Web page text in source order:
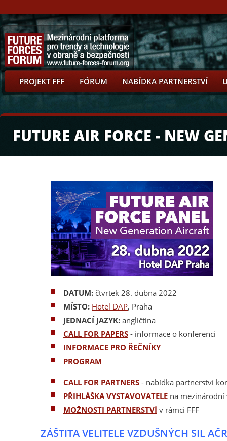
PROJEKT FFF FÓRUM NABÍDKA PARTNERSTVÍ
FUTURE AIR FORCE - NEW
DATUM: čtvrtek 28. dubna 2022
MÍSTO: Hotel DAP, Praha
JEDNACÍ JAZYK: angličtina
CALL FOR PAPERS - informace o konferenci
INFORMACE PRO ŘEČNÍKY
PROGRAM
CALL FOR PARTNERS - nabídka partnerství
PŘIHLÁŠKA VYSTAVOVATELE na mezinárodní
MOŽNOSTI PARTNERSTVÍ v rámci FFF
ZÁŠTITA VELITELE VZDUŠNÝCH SIL AČR